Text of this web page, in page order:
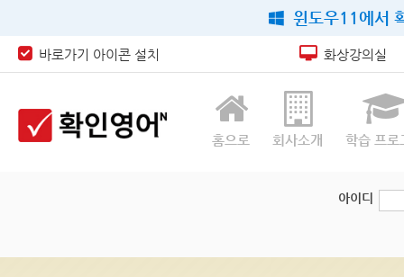
윈도우11에서
바로가기 아이콘 설치 화상강의실
홈으로 회사소개 학습 프로
아이디